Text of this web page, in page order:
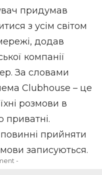
придумав
з усім світом
додав
компанії
За словами
Clubhouse – це
розмови в
приватні.
прийняти
записуються.
-